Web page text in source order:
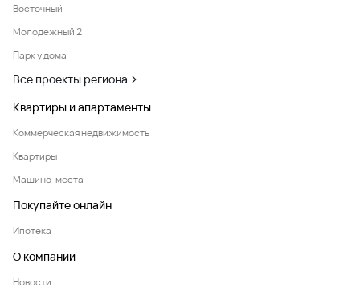
Восточный
Молодежный 2
Парк у дома
Все проекты региона
Квартиры и апартаменты
Коммерческая недвижимость
Квартиры
Машино-места
Покупайте онлайн
Ипотека
О компании
Новости